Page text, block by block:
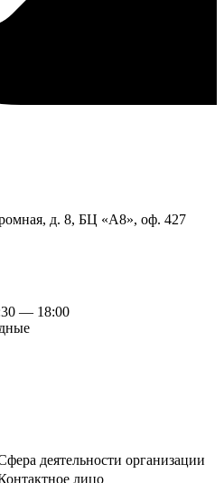
д. 8, БЦ «А8», оф. 427
— 18:00
деятельности организации
лицо